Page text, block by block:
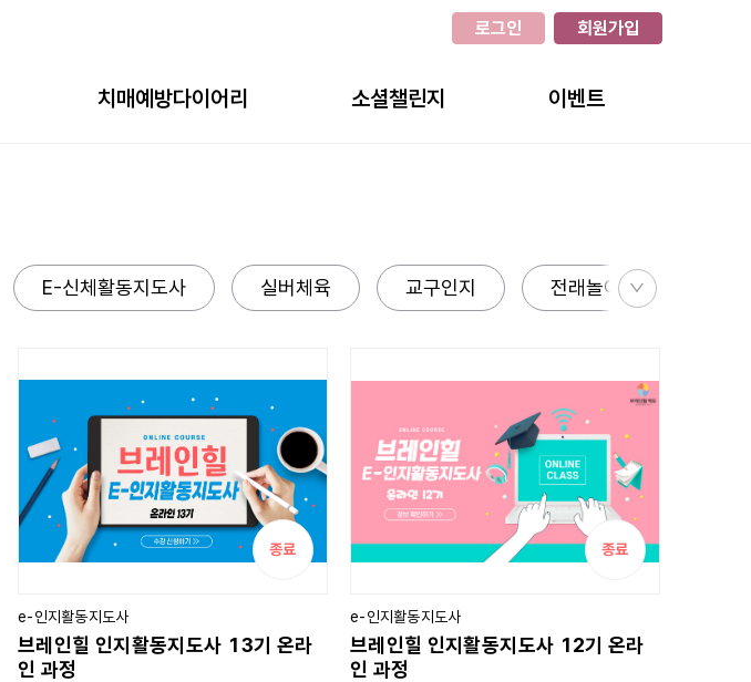
로그인 회원가입
치매예방다이어리 소셜챌린지
자격증
이벤트
진행예정
E-신체활동지도사 실버체육 교구인지 전래놀이
종료
e-인지활동지도사
브레인힐 인지활동지도사 13기 온라
인 과정
종료
e-인지활동지도사
브레인힐 인지활동지도사 12기 온라
인 과정